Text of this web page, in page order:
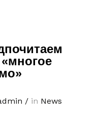
/ in News